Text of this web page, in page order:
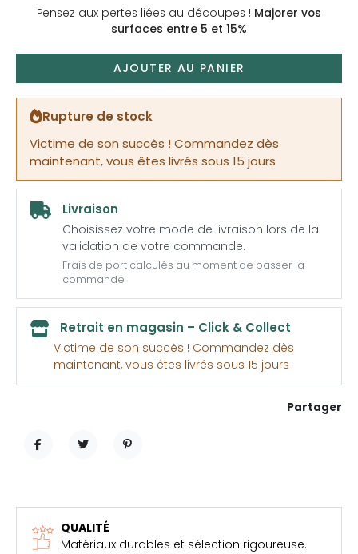
Pensez aux pertes liées au découpes ! Majorer vos
surfaces entre 5 et 15%
AJOUTER AU PANIER
Rupture de stock
Victime de son succès ! Commandez dès
maintenant, vous êtes livrés sous 15 jours
Livraison
Choisissez votre mode de livraison lors de la
validation de votre commande.
Frais de port calculés au moment de passer la
commande
Retrait en magasin – Click & Collect
Victime de son succès ! Commandez dès
maintenant, vous êtes livrés sous 15 jours
Partager
QUALITÉ
Matériaux durables et sélection rigoureuse.